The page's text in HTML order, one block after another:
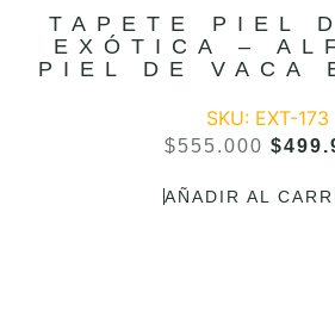
TAPETE PIEL
EXÓTICA –
PIEL DE VACA
SKU: EXT-173
$555.000 $
AÑADIR AL